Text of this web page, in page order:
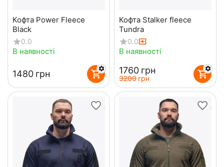
Кофта Power Fleece
Black
0.0
В наявності
‍1480‍ грн
Кофта Stalker fleece
Tundra
0.0
В наявності
‍1760‍ грн
‍3200‍ грн